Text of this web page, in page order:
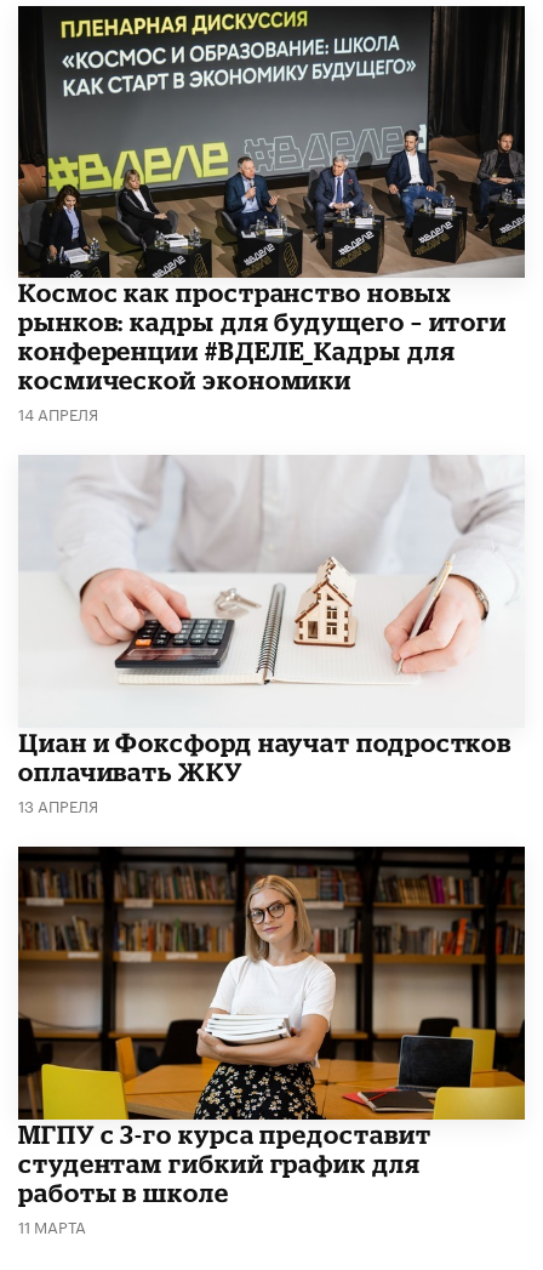
Космос как пространство новых
рынков: кадры для будущего – итоги
конференции #ВДЕЛЕ_Кадры для
космической экономики
14 АПРЕЛЯ
Циан и Фоксфорд научат подростков
оплачивать ЖКУ
13 АПРЕЛЯ
МГПУ с 3-го курса предоставит
студентам гибкий график для
работы в школе
11 МАРТА